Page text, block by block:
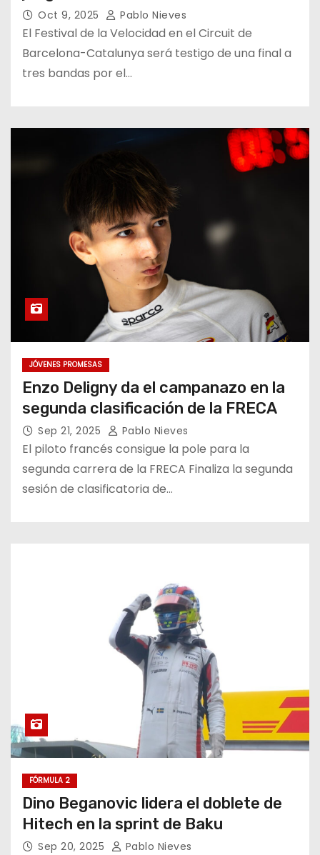
Oct 9, 2025 Pablo Nieves
El Festival de la Velocidad en el Circuit de
Barcelona-Catalunya será testigo de una final a
tres bandas por el…
JÓVENES PROMESAS
Enzo Deligny da el campanazo en la
segunda clasificación de la FRECA
Sep 21, 2025 Pablo Nieves
El piloto francés consigue la pole para la
segunda carrera de la FRECA Finaliza la segunda
sesión de clasificatoria de…
FÓRMULA 2
Dino Beganovic lidera el doblete de
Hitech en la sprint de Baku
Sep 20, 2025 Pablo Nieves